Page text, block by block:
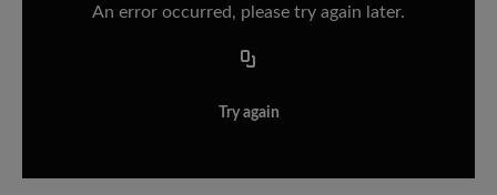
An error occurred, please try again later.
Try again